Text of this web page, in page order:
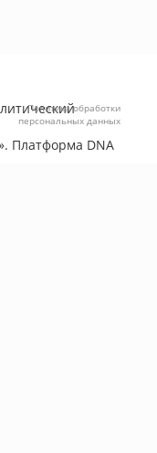
. Платформа DNA
Политика обработки
персональных данных